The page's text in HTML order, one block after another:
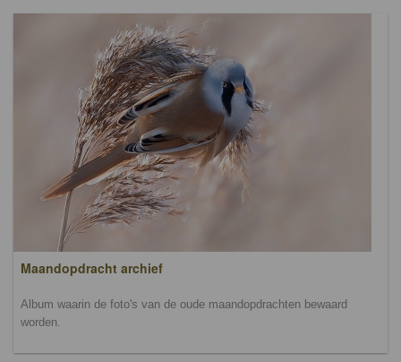
Maandopdracht archief
Album waarin de foto's van de oude maandopdrachten bewaard
worden.